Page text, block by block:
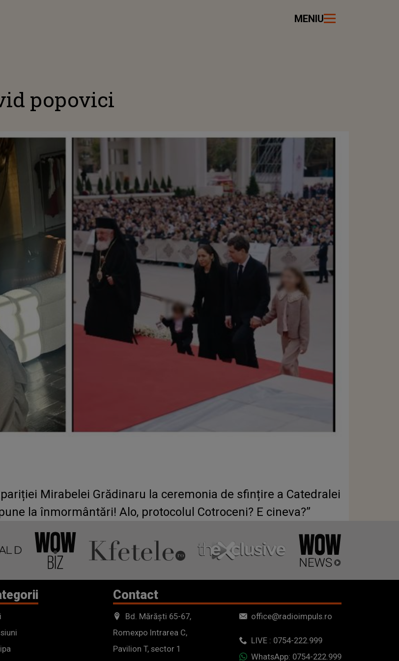
MENIU
popovici
Mirabelei Grădinaru la ceremonia de sfințire a Catedralei
la înmormântări! Alo, protocolul Cotroceni? E cineva?”
Contact
Bd. Mărăști 65-67,
Romexpo Intrarea C,
Pavilion T, sector 1
office@radioimpuls.ro
LIVE : 0754-222.999
WhatsApp: 0754-222.999